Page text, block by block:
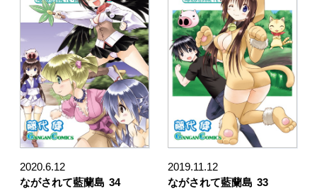
2020.6.12
ながされて藍蘭島 34
2019.11.12
ながされて藍蘭島 33